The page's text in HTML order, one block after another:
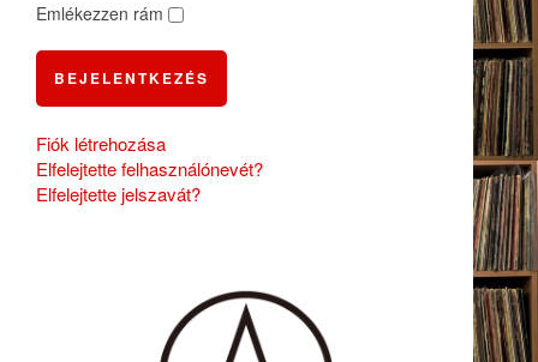
Emlékezzen rám
BEJELENTKEZÉS
Fiók létrehozása
Elfelejtette felhasználónevét?
Elfelejtette jelszavát?